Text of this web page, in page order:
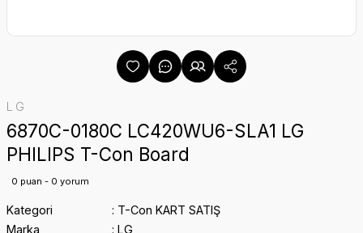
LG
6870C-0180C LC420WU6-SLA1 LG
PHILIPS T-Con Board
0 puan - 0 yorum
Kategori
T-Con KART SATIŞ
Marka
LG